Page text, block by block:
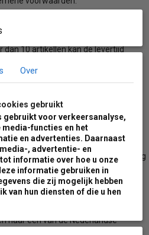
varieëren van 7 tot 9 werkdagen.
10 artikellen kan de levertijd
aantal van 10 stuks verzonden
bestellingen met meer dan 10
worden met groot pallet
mee te houden dat de zending
te worden.
voor ons gehele
naar een van de Nederlandse
Over
gebruikt
voor verkeersanalyse,
media-functies en het
en advertenties. Daarnaast
, advertentie- en
informatie over hoe u onze
informatie gebruiken in
die zij mogelijk hebben
van hun diensten of die u hen